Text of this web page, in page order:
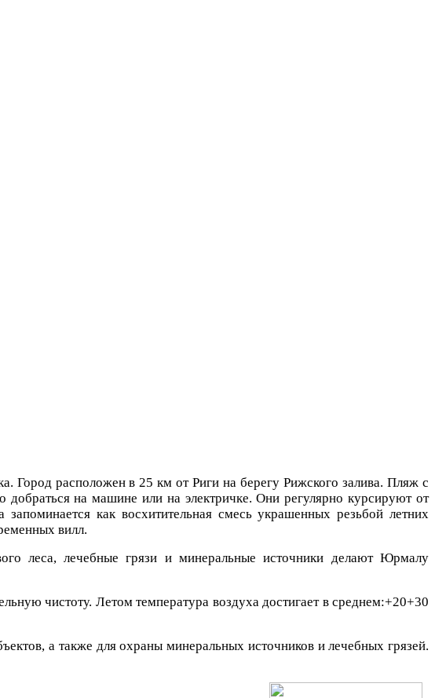
Город расположен в 25 км от Риги на берегу Рижского залива. Пляж с
на машине или на электричке. Они регулярно курсируют от
как восхитительная смесь украшенных резьбой летних
и современных вилл.
леса, лечебные грязи и минеральные источники делают Юрмалу
чистоту. Летом температура воздуха достигает в среднем:+20+30
а также для охраны минеральных источников и лечебных грязей.